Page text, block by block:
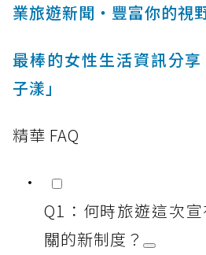
業旅遊新聞‧豐富你的視
最棒的女性生活資訊分
子漾」
精華 FAQ
Q1：何時旅遊這次
關的新制度？